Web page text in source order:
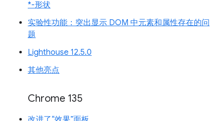
*-形状
实验性功能：突出显示 DOM 中元素和属性存在的问
题
Lighthouse 12.5.0
其他亮点
Chrome 135